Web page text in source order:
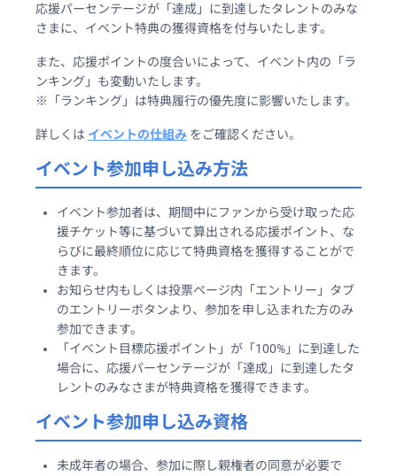
応援パーセンテージが「達成」に到達したタレントのみな
さまに、イベント特典の獲得資格を付与いたします。
また、応援ポイントの度合いによって、イベント内の「ラ
ンキング」も変動いたします。
※「ランキング」は特典履行の優先度に影響いたします。
詳しくは イベントの仕組み をご確認ください。
イベント参加申し込み方法
イベント参加者は、期間中にファンから受け取った応
援チケット等に基づいて算出される応援ポイント、な
らびに最終順位に応じて特典資格を獲得することがで
きます。
お知らせ内もしくは投票ページ内「エントリー」タブ
のエントリーボタンより、参加を申し込まれた方のみ
参加できます。
「イベント目標応援ポイント」が「100%」に到達した
場合に、応援パーセンテージが「達成」に到達したタ
レントのみなさまが特典資格を獲得できます。
イベント参加申し込み資格
未成年者の場合、参加に際し親権者の同意が必要で